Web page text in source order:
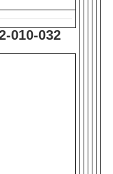
010-032